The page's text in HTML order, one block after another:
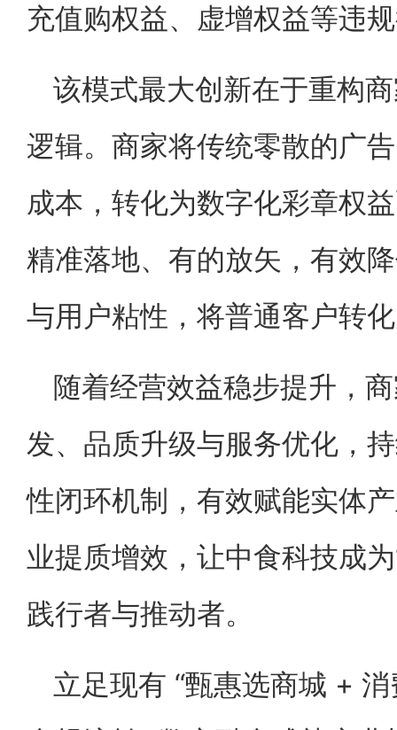
充值购权益、虚增权益等违
该模式最大创新在于重构
逻辑。商家将传统零散的广
成本，转化为数字化彩章权
精准落地、有的放矢，有效
与用户粘性，将普通客户转
随着经营效益稳步提升，
发、品质升级与服务优化，
性闭环机制，有效赋能实体
业提质增效，让中食科技成
践行者与推动者。
立足现有 “甄惠选商城 +